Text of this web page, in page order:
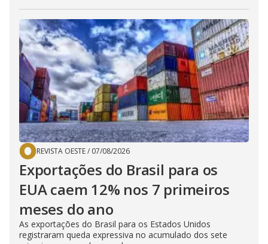
REVISTA OESTE/ 07/08/2026
Exportações do Brasil para os
EUA caem 12% nos 7 primeiros
meses do ano
As exportações do Brasil para os Estados Unidos
registraram queda expressiva no acumulado dos sete